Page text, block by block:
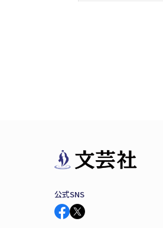
公式SNS